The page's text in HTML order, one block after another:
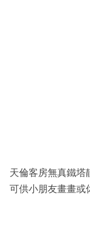
天倫客房無真鐵塔
可供小朋友畫畫或